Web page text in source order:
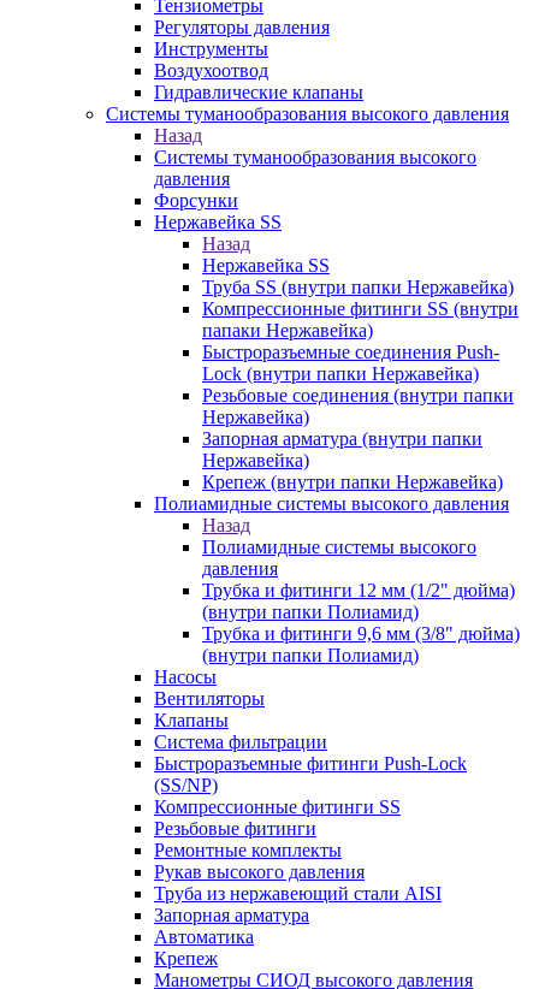
Тензиометры
Регуляторы давления
Инструменты
Воздухоотвод
Гидравлические клапаны
Системы туманообразования высокого давления
Назад
Системы туманообразования высокого
давления
Форсунки
Нержавейка SS
Назад
Нержавейка SS
Труба SS (внутри папки Нержавейка)
Компрессионные фитинги SS (внутри
папаки Нержавейка)
Быстроразъемные соединения Push-
Lock (внутри папки Нержавейка)
Резьбовые соединения (внутри папки
Нержавейка)
Запорная арматура (внутри папки
Нержавейка)
Крепеж (внутри папки Нержавейка)
Полиамидные системы высокого давления
Назад
Полиамидные системы высокого
давления
Трубка и фитинги 12 мм (1/2" дюйма)
(внутри папки Полиамид)
Трубка и фитинги 9,6 мм (3/8" дюйма)
(внутри папки Полиамид)
Насосы
Вентиляторы
Клапаны
Система фильтрации
Быстроразъемные фитинги Push-Lock
(SS/NP)
Компрессионные фитинги SS
Резьбовые фитинги
Ремонтные комплекты
Рукав высокого давления
Труба из нержавеющий стали AISI
Запорная арматура
Автоматика
Крепеж
Манометры СИОД высокого давления